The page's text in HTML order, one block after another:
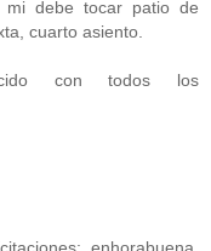
debe tocar patio de
cuarto asiento.
con todos los
enhorabuena,